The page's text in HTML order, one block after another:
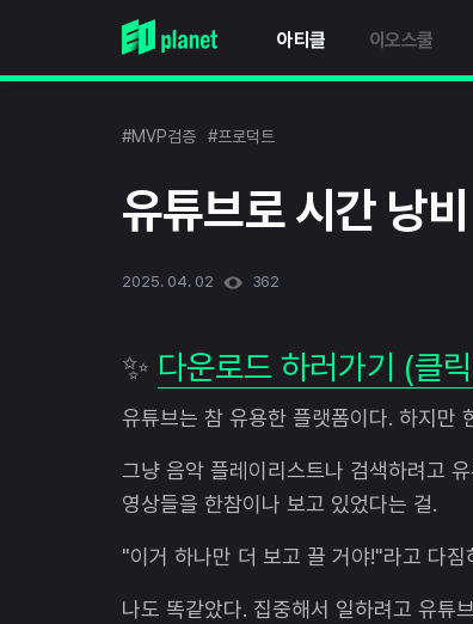
아티클 이오스쿨
#MVP검증 #프로덕트
유튜브로 시간 낭
2025. 04. 02 362
✨ 다운로드 하러가기 (클
유튜브는 참 유용한 플랫폼이다. 하지만
그냥 음악 플레이리스트나 검색하려고
영상들을 한참이나 보고 있었다는 걸.
"이거 하나만 더 보고 끌 거야!"라고 다
나도 똑같았다. 집중해서 일하려고 유튜